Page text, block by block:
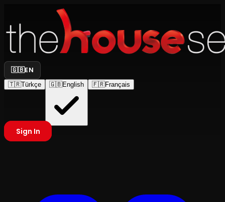
🇬🇧EN
🇹🇷Türkçe 🇬🇧English 🇫🇷Français
Sign In